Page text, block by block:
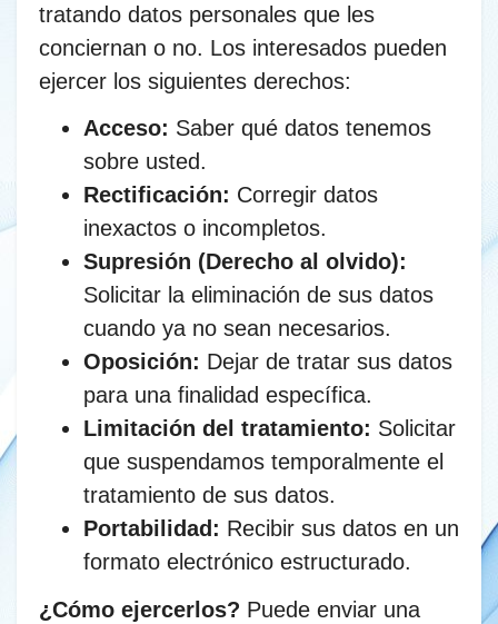
tratando datos personales que les
conciernan o no. Los interesados pueden
ejercer los siguientes derechos:
Acceso: Saber qué datos tenemos
sobre usted.
Rectificación: Corregir datos
inexactos o incompletos.
Supresión (Derecho al olvido):
Solicitar la eliminación de sus datos
cuando ya no sean necesarios.
Oposición: Dejar de tratar sus datos
para una finalidad específica.
Limitación del tratamiento: Solicitar
que suspendamos temporalmente el
tratamiento de sus datos.
Portabilidad: Recibir sus datos en un
formato electrónico estructurado.
¿Cómo ejercerlos? Puede enviar una